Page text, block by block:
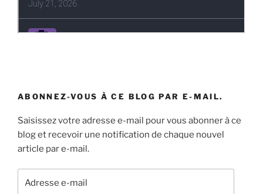
ABONNEZ-VOUS À CE BLOG PAR E-MAIL.
Saisissez votre adresse e-mail pour vous abonner à ce
blog et recevoir une notification de chaque nouvel
article par e-mail.